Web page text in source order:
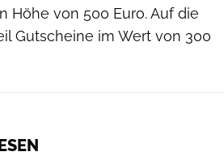
Höhe von 500 Euro. Auf die
Gutscheine im Wert von 300